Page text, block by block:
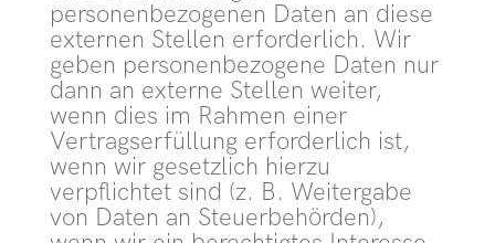
personenbezogenen Daten an diese
externen Stellen erforderlich. Wir
geben personenbezogene Daten nur
dann an externe Stellen weiter,
wenn dies im Rahmen einer
Vertragserfüllung erforderlich ist,
wenn wir gesetzlich hierzu
verpflichtet sind (z. B. Weitergabe
von Daten an Steuerbehörden),